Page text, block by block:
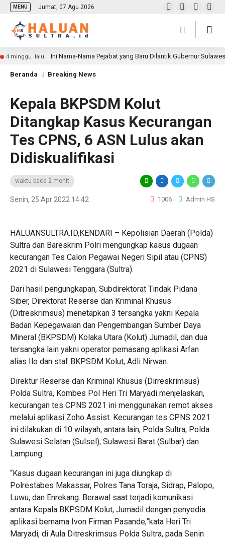
MENU Jumat, 07 Agu 2026
4 minggu lalu Ini Nama-Nama Pejabat yang Baru Dilantik Gubernur
Beranda Breaking News
Kepala BKPSDM Kolut
Ditangkap Kasus Kecurangan
Tes CPNS, 6 ASN Lulus akan
Didiskualifikasi
waktu baca 2 menit
Senin, 25 Apr 2022 14:42 1006 Admin HS
HALUANSULTRA.ID,KENDARI – Kepolisian Daerah (Polda)
Sultra dan Bareskrim Polri mengungkap kasus dugaan
kecurangan Tes Calon Pegawai Negeri Sipil atau (CPNS)
2021 di Sulawesi Tenggara (Sultra).
Dari hasil pengungkapan, Subdirektorat Tindak Pidana
Siber, Direktorat Reserse dan Kriminal Khusus
(Ditreskrimsus) menetapkan 3 tersangka yakni Kepala
Badan Kepegawaian dan Pengembangan Sumber Daya
Mineral (BKPSDM) Kolaka Utara (Kolut) Jumadil, dan dua
tersangka lain yakni operator pemasang aplikasi Arfan
alias Ilo dan staf BKPSDM Kolut, Adli Nirwan.
Direktur Reserse dan Kriminal Khusus (Dirreskrimsus)
Polda Sultra, Kombes Pol Heri Tri Maryadi menjelaskan,
kecurangan tes CPNS 2021 ini menggunakan remot akses
melalui aplikasi Zoho Assist. Kecurangan tes CPNS 2021
ini dilakukan di 10 wilayah, antara lain, Polda Sultra, Polda
Sulawesi Selatan (Sulsel), Sulawesi Barat (Sulbar) dan
Lampung.
“Kasus dugaan kecurangan ini juga diungkap di
Polrestabes Makassar, Polres Tana Toraja, Sidrap, Palopo,
Luwu, dan Enrekang. Berawal saat terjadi komunikasi
antara Kepala BKPSDM Kolut, Jumadil dengan penyedia
aplikasi bernama Ivon Firman Pasande,”kata Heri Tri
Maryadi, di Aula Ditreskrimsus Polda Sultra, pada Senin